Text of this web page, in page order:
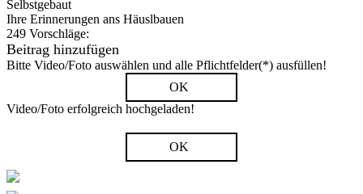
Selbstgebaut
Ihre Erinnerungen ans Häuslbauen
249 Vorschläge:
Beitrag hinzufügen
Bitte Video/Foto auswählen und alle Pflichtfelder(*) ausfüllen!
OK
Video/Foto erfolgreich hochgeladen!
OK